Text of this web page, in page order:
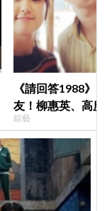
《請回答1988》
友！柳惠英、高
告公開，暖心互
綜藝